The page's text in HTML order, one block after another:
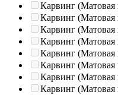
Карвинг (Матовая
Карвинг (Матовая
Карвинг (Матовая
Карвинг (Матовая
Карвинг (Матовая
Карвинг (Матовая
Карвинг (Матовая
Карвинг (Матовая